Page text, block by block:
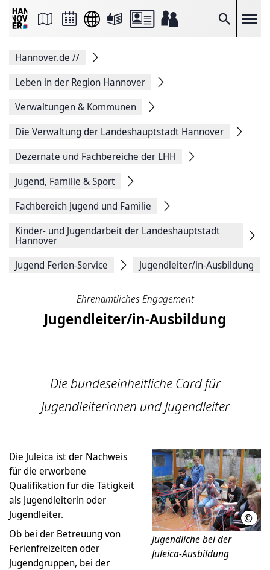
Suche
Seite
Facebook
teilen
Seitenlink
Seite
Hannover.de //
Leben in der Region Hannover
Verwaltungen & Kommunen
Die Verwaltung der Landeshauptstadt Hannover
Dezernate und Fachbereiche der LHH
Jugend, Familie & Sport
Fachbereich Jugend und Familie
Kinder- und Jugendarbeit der Landeshauptstadt
Hannover
Jugend Ferien-Service
Jugendleiter/in-Ausbildung
Ehrenamtliches Engagement
Jugendleiter/in-Ausbildung
Die bundeseinheitliche Card für
Jugendleiterinnen und Jugendleiter
© LHH
Jugendliche bei der
Juleica-Ausbildung
Die Juleica ist der Nachweis
für die erworbene
Qualifikation für die Tätigkeit
als Jugendleiterin oder
Jugendleiter.
Ob bei der Betreuung von
Ferienfreizeiten oder
Jugendgruppen, bei der